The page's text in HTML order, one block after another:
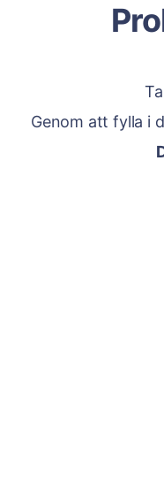
Genom att fylla i